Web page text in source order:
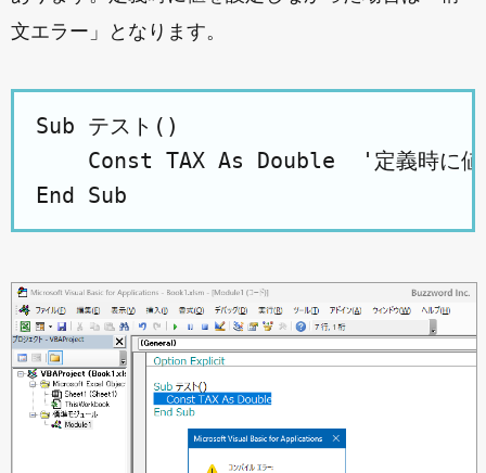
文エラー」となります。
Sub テスト()
Const TAX As Double  '定義時に値